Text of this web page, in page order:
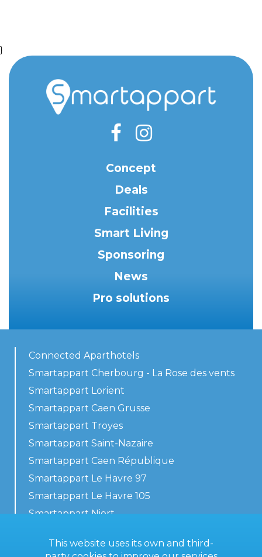
}
Concept
Deals
Facilities
Smart Living
Sponsoring
News
Pro solutions
Connected Aparthotels
Smartappart Cherbourg - La Rose des vents
Smartappart Lorient
Smartappart Caen Grusse
Smartappart Troyes
Smartappart Saint-Nazaire
Smartappart Caen République
Smartappart Le Havre 97
Smartappart Le Havre 105
Smartappart Niort
This website uses its own and third-